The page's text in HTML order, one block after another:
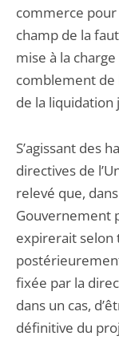
commerce
champ de la
mise à la
comblement de
de la liquidation
S’agissant des
directives de
relevé que,
Gouvernement
expirerait selon
fixée par la
dans un cas,
définitive du